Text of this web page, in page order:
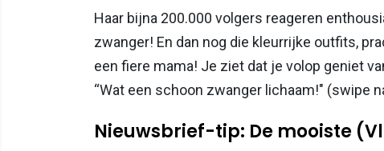
Haar bijna 200.000 volgers reageren
zwanger! En dan nog die kleurrijke outfits,
een fiere mama! Je ziet dat je volop geniet
“Wat een schoon zwanger lichaam!" (swipe
Nieuwsbrief-tip: De mooiste